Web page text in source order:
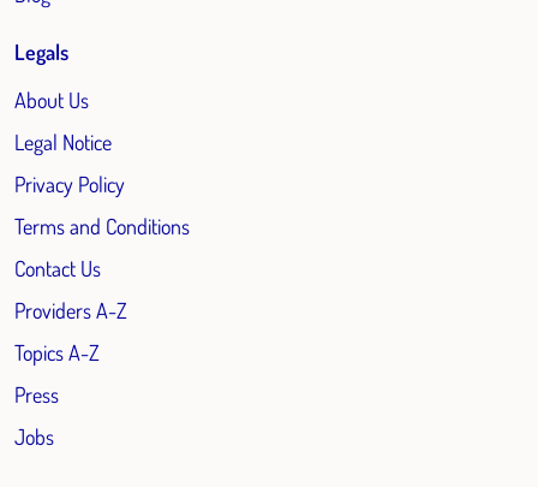
Legals
About Us
Legal Notice
Privacy Policy
Terms and Conditions
Contact Us
Providers A-Z
Topics A-Z
Press
Jobs